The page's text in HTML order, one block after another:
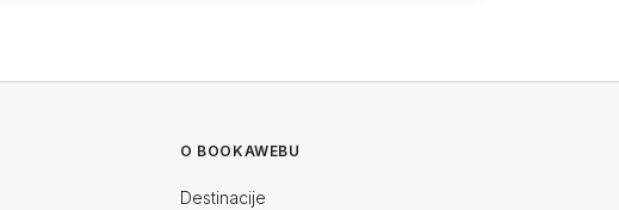
O BOOKAWEBU
Destinacije